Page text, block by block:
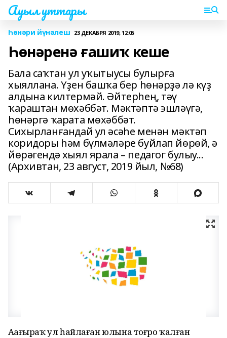
Ауыл уттары
Һөнәри йүнәлеш 23 ДЕКАБРЯ 2019, 12:05
Һөнәренә ғашиҡ кеше
Бала саҡтан ул уҡытыусы булырға
хыяллана. Үҙен башҡа бер һөнәрҙә лә күҙ
алдына килтермәй. Әйтерһең, тәү
ҡараштан мөхәббәт. Мәктәптә эшләүгә,
һөнәргә ҡарата мөхәббәт.
Сихырланғандай ул әсәһе менән мәктәп
коридоры һәм бүлмәләре буйлап йөрөй, ә
йөрәгендә хыял ярала – педагог булыу...
(Архивтан, 23 август, 2019 йыл, №68)
Аҙағыраҡ ул һайлаған юлына тоғро ҡалған